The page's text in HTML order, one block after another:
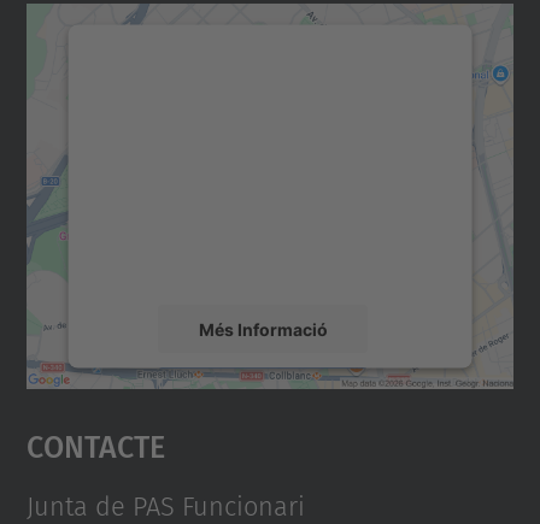
Més Informació
Accepta
powered by
Contacte
Junta de PAS Funcionari